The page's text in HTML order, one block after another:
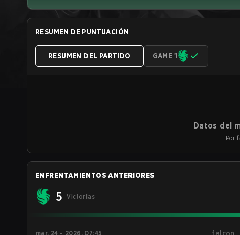
RESUMEN DE PUNTUACIÓN
RESUMEN DEL PARTIDO GAME 1
Datos del
Por
ENFRENTAMIENTOS ANTERIORES
5 Victorias
mar. 24 - 2026, 07:45